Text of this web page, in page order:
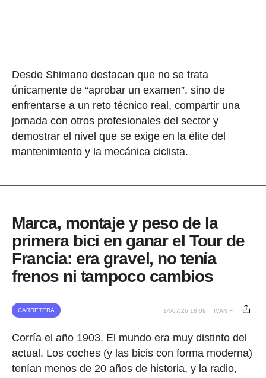
Desde Shimano destacan que no se trata
únicamente de “aprobar un examen”, sino de
enfrentarse a un reto técnico real, compartir una
jornada con otros profesionales del sector y
demostrar el nivel que se exige en la élite del
mantenimiento y la mecánica ciclista.
Marca, montaje y peso de la
primera bici en ganar el Tour de
Francia: era gravel, no tenía
frenos ni tampoco cambios
CARRETERA 14/07/26 18:09 IVAN F.
Corría el año 1903. El mundo era muy distinto del
actual. Los coches (y las bicis con forma moderna)
tenían menos de 20 años de historia, y la radio,